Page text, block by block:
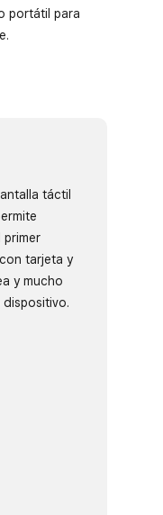
portátil para
táctil
primer
tarjeta y
y mucho